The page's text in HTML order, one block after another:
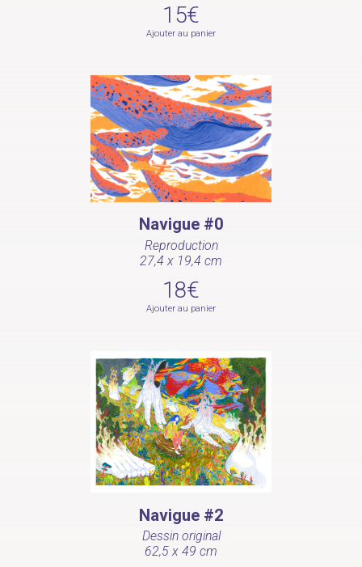
15€
Ajouter au panier
Navigue #0
Reproduction
27,4 x 19,4 cm
18€
Ajouter au panier
Navigue #2
Dessin original
62,5 x 49 cm